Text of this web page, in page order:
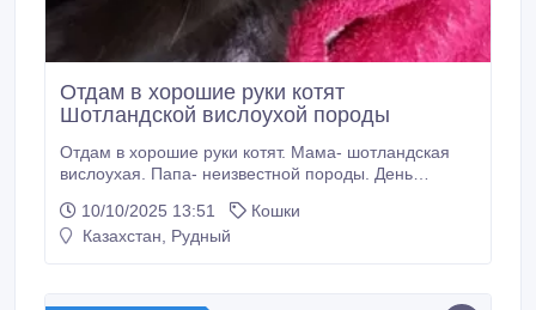
Отдам в хорошие руки котят
Шотландской вислоухой породы
Отдам в хорошие руки котят. Мама- шотландская
вислоухая. Папа- неизвестной породы. День
10/10/2025 13:51
Кошки
Казахстан, Рудный